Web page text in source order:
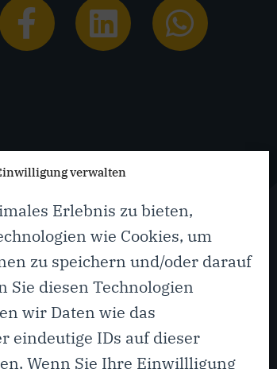
verwalten
Erlebnis zu bieten,
wie Cookies, um
zu speichern und/oder darauf
Sie diesen Technologien
wir Daten wie das
eindeutige IDs auf dieser
Wenn Sie Ihre Einwillligung